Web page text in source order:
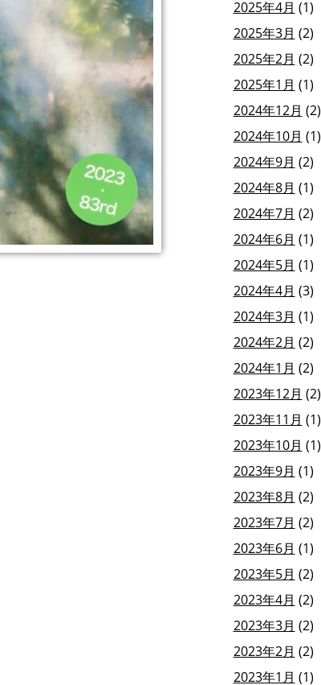
2025年4月 (1)
2025年3月 (2)
2025年2月 (2)
2025年1月 (1)
2024年12月 (2)
2024年10月 (1)
2024年9月 (2)
2024年8月 (1)
2024年7月 (2)
2024年6月 (1)
2024年5月 (1)
2024年4月 (3)
2024年3月 (1)
2024年2月 (2)
2024年1月 (2)
2023年12月 (2)
2023年11月 (1)
2023年10月 (1)
2023年9月 (1)
2023年8月 (2)
2023年7月 (2)
2023年6月 (1)
2023年5月 (2)
2023年4月 (2)
2023年3月 (2)
2023年2月 (2)
2023年1月 (1)